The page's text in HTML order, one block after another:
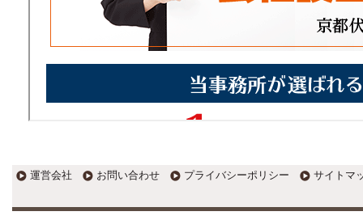
運営会社 お問い合わせ プライバシーポリシー サイトマ